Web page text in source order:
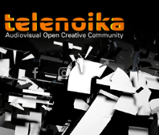
Ir al contenido principal